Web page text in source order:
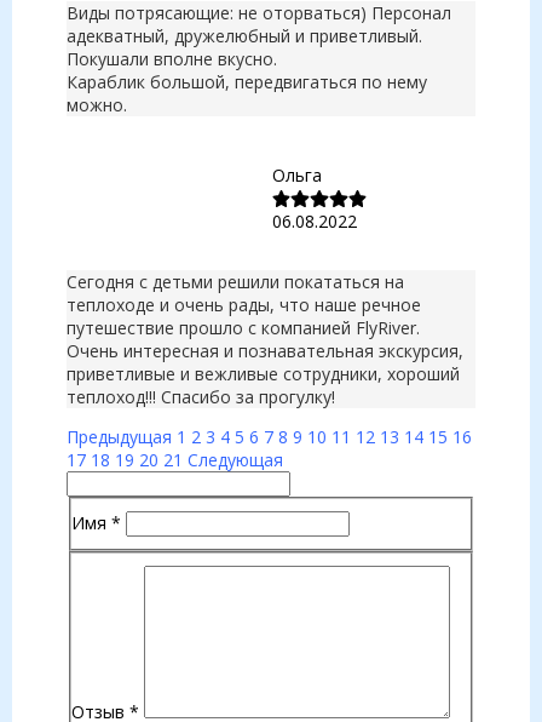
Виды потрясающие: не оторваться) Персонал
адекватный, дружелюбный и приветливый.
Покушали вполне вкусно.
Караблик большой, передвигаться по нему
можно.
Ольга
06.08.2022
Сегодня с детьми решили покататься на
теплоходе и очень рады, что наше речное
путешествие прошло с компанией FlyRiver.
Очень интересная и познавательная экскурсия,
приветливые и вежливые сотрудники, хороший
теплоход!!! Спасибо за прогулку!
Предыдущая 1 2 3 4 5 6 7 8 9 10 11 12 13 14 15 16
17 18 19 20 21 Следующая
Имя *
Отзыв *